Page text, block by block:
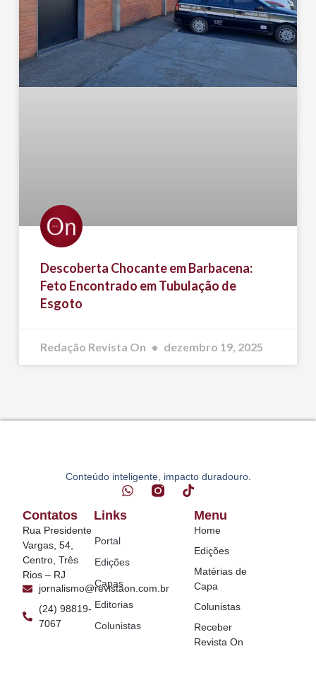
Descoberta Chocante em Barbacena:
Feto Encontrado em Tubulação de
Esgoto
Redação Revista On dezembro 19, 2025
Conteúdo inteligente, impacto duradouro.
Links
Portal
Edições
Capas
Editorias
Colunistas
Menu
Home
Edições
Matérias de
Capa
Colunistas
Receber
Revista On
Contatos
Rua Presidente
Vargas, 54,
Centro, Três
Rios – RJ
jornalismo@revistaon.com.br
(24) 98819-
7067